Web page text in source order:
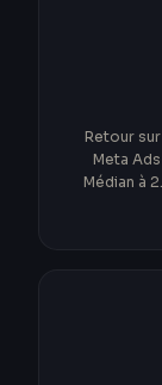
Retour
Meta
Médian à